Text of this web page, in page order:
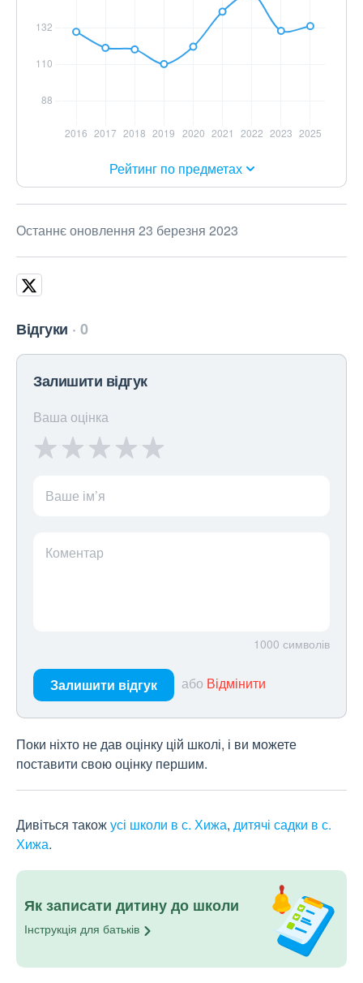
Рейтинг по предметах
Останнє оновлення 23 березня 2023
Відгуки 0
Залишити відгук
Ваша оцінка
Ваше ім’я
Коментар
1000 символів
Залишити відгук або Відмінити
Поки ніхто не дав оцінку цій школі, і ви можете
поставити свою оцінку першим.
Дивіться такожусі школи в с. Хижа, дитячі садки в с.
Хижа.
Як записати дитину до школи
Інструкція для батьків